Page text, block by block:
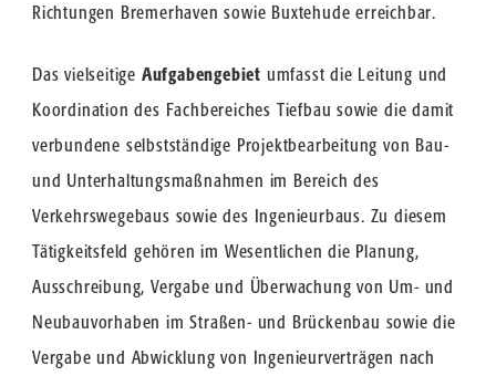
Richtungen Bremerhaven sowie Buxtehude erreichbar.
Das vielseitige Aufgabengebiet umfasst die Leitung und
Koordination des Fachbereiches Tiefbau sowie die damit
verbundene selbstständige Projektbearbeitung von Bau-
und Unterhaltungsmaßnahmen im Bereich des
Verkehrswegebaus sowie des Ingenieurbaus. Zu diesem
Tätigkeitsfeld gehören im Wesentlichen die Planung,
Ausschreibung, Vergabe und Überwachung von Um- und
Neubauvorhaben im Straßen- und Brückenbau sowie die
Vergabe und Abwicklung von Ingenieurverträgen nach